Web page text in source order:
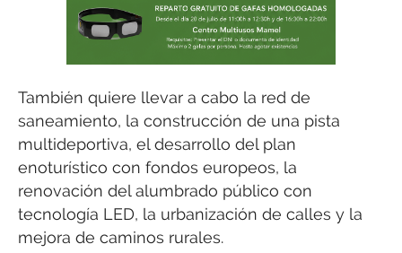
También quiere llevar a cabo la red de
saneamiento, la construcción de una pista
multideportiva, el desarrollo del plan
enoturístico con fondos europeos, la
renovación del alumbrado público con
tecnología LED, la urbanización de calles y la
mejora de caminos rurales.